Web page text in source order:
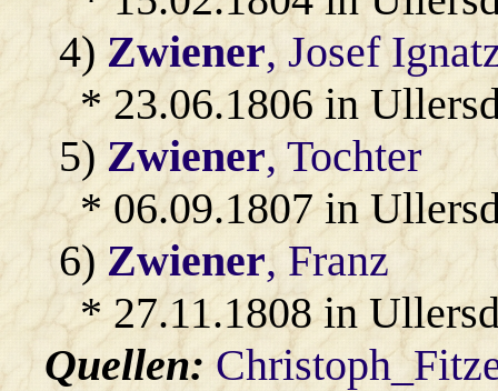
4)Zwiener, Josef
* 23.06.1806 in
5)Zwiener, Tochter
* 06.09.1807 in
6) Zwiener, Franz
* 27.11.1808 in
Quellen: